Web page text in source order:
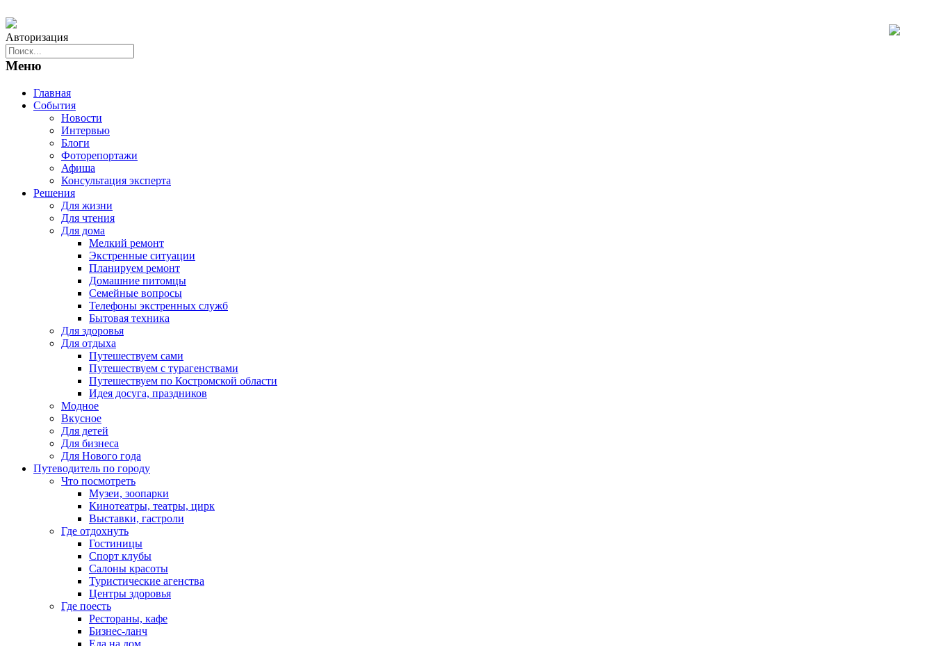
Авторизация
Меню
Главная
События
Новости
Интервью
Блоги
Фоторепортажи
Афиша
Консультация эксперта
Решения
Для жизни
Для чтения
Для дома
Мелкий ремонт
Экстренные ситуации
Планируем ремонт
Домашние питомцы
Семейные вопросы
Телефоны экстренных служб
Бытовая техника
Для здоровья
Для отдыха
Путешествуем сами
Путешествуем с турагенствами
Путешествуем по Костромской области
Идея досуга, праздников
Модное
Вкусное
Для детей
Для бизнеса
Для Нового года
Путеводитель по городу
Что посмотреть
Музеи, зоопарки
Кинотеатры, театры, цирк
Выставки, гастроли
Где отдохнуть
Гостиницы
Спорт клубы
Салоны красоты
Туристические агенства
Центры здоровья
Где поесть
Рестораны, кафе
Бизнес-ланч
Еда на дом